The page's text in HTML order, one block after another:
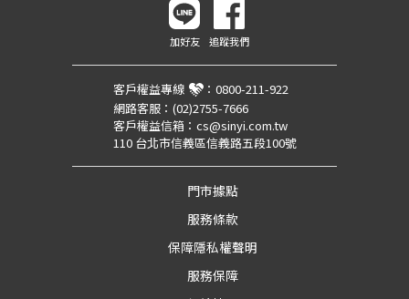
加好友 追蹤我們
客戶權益專線 ： 0800-211-922
網路客服： (02)2755-7666
客戶權益信箱： cs@sinyi.com.tw
110 台北市信義區信義路五段100號
門市據點
服務條款
保障隱私權聲明
服務保障